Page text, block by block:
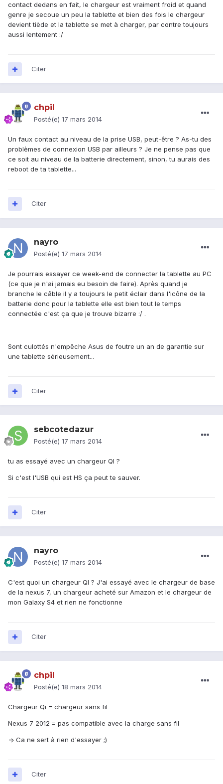
contact dedans en fait, le chargeur est vraiment froid et quand
genre je secoue un peu la tablette et bien des fois le chargeur
devient tiède et la tablette se met à charger, par contre toujours
aussi lentement :/
Citer
chpil
Posté(e) 17 mars 2014
Un faux contact au niveau de la prise USB, peut-être ? As-tu des
problèmes de connexion USB par ailleurs ? Je ne pense pas que
ce soit au niveau de la batterie directement, sinon, tu aurais des
reboot de ta tablette...
Citer
nayro
Posté(e) 17 mars 2014
Je pourrais essayer ce week-end de connecter la tablette au PC
(ce que je n'ai jamais eu besoin de faire). Après quand je
branche le câble il y a toujours le petit éclair dans l'icône de la
batterie donc pour la tablette elle est bien tout le temps
connectée c'est ça que je trouve bizarre :/ .
Sont culottés n'empêche Asus de foutre un an de garantie sur
une tablette sérieusement...
Citer
sebcotedazur
Posté(e) 17 mars 2014
tu as essayé avec un chargeur QI ?
Si c'est l'USB qui est HS ça peut te sauver.
Citer
nayro
Posté(e) 17 mars 2014
C'est quoi un chargeur QI ? J'ai essayé avec le chargeur de base
de la nexus 7, un chargeur acheté sur Amazon et le chargeur de
mon Galaxy S4 et rien ne fonctionne
Citer
chpil
Posté(e) 18 mars 2014
Chargeur Qi = chargeur sans fil
Nexus 7 2012 = pas compatible avec la charge sans fil
=> Ca ne sert à rien d'essayer ;)
Citer